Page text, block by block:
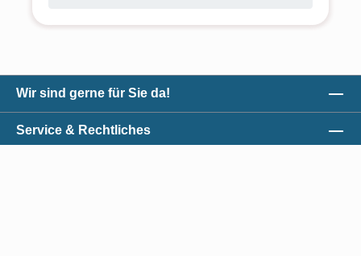
Wir sind gerne für Sie da!
Service & Rechtliches